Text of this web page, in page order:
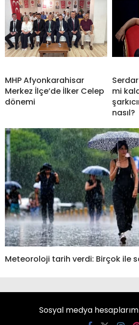
MHP Afyonkarahisar
Merkez İlçe’de İlker Celep
dönemi
mi
nasıl?
Meteoroloji tarih verdi: Birçok ile
Sosyal medya